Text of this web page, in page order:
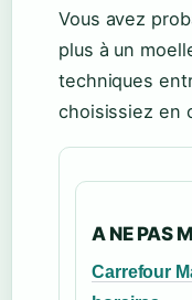
Vous avez
plus à un
techniques
choisissiez en
A NE PAS
Carrefour